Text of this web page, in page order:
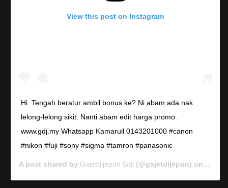
View this post on Instagram
Hi. Tengah beratur ambil bonus ke? Ni abam ada nak
lelong-lelong sikit. Nanti abam edit harga promo.
www.gdj.my Whatsapp Kamarull 0143201000 #canon
#nikon #fuji #sony #sigma #tamron #panasonic
A post shared by Gajetdijepun Gdj (@gajetdijepun) on Jan 7,